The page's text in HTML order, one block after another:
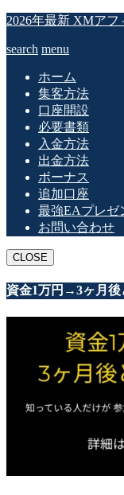
2026年最新 XMアフ
search menu
ホーム
集客方法
口座開設
必要書類
入金方法
出金方法
ボーナス
追加口座
最強EAプレゼ
お問い合わせ
CLOSE
資金1万円→3ヶ月後